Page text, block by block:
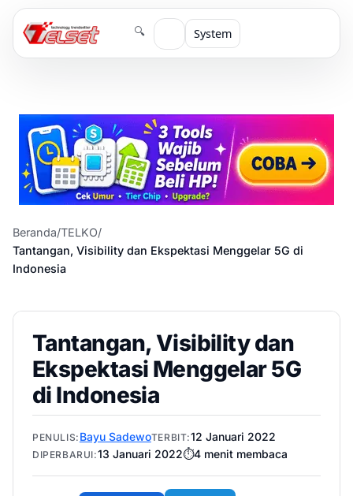
🔍 System
Beranda/TELKO/
Tantangan, Visibility dan Ekspektasi Menggelar 5G di
Indonesia
Tantangan, Visibility dan
Ekspektasi Menggelar 5G
di Indonesia
PENULIS: Bayu SadewoTERBIT:12 Januari 2022
DIPERBARUI:13 Januari 2022⏱️4menit membaca